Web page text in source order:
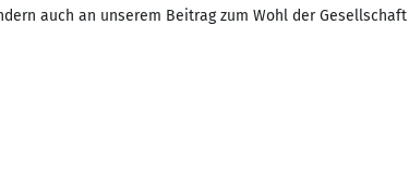
auch an unserem Beitrag zum Wohl der